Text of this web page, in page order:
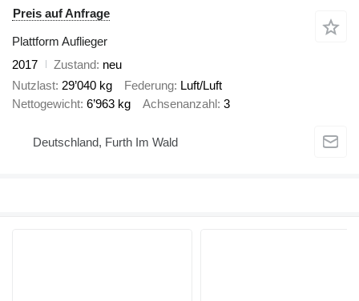
Preis auf Anfrage
Plattform Auflieger
2017
Zustand neu
Nutzlast 29’040 kg Federung Luft/Luft
Nettogewicht 6’963 kg Achsenanzahl 3
Deutschland, Furth Im Wald